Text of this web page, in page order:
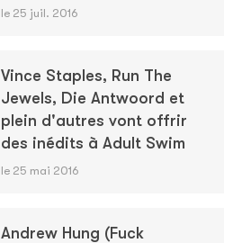
le 25 juil. 2016
Vince Staples, Run The
Jewels, Die Antwoord et
plein d'autres vont offrir
des inédits à Adult Swim
le 25 mai 2016
Andrew Hung (Fuck